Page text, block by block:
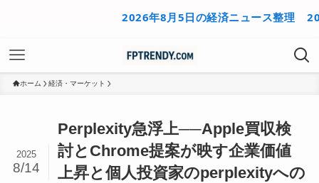
2026年8月5日の経済ニュース整理 2026年
ホーム 経済・マーケット
Perplexity急浮上──Apple買収検
討とChrome提案が映す企業価値
上昇と個人投資家のperplexityへの
2025
8/14